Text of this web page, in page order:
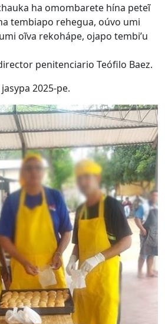
ha omombarete hína peteĩ
tembiapo rehegua, oúvo umi
oĩva rekohápe, ojapo tembi’u
penitenciario Teófilo Baez.
2025-pe.